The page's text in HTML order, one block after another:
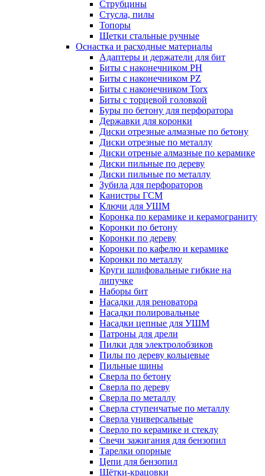
Струбцины
Стусла, пилы
Топоры
Щетки стальные ручные
Оснастка и расходные материалы
Адаптеры и держатели для бит
Биты с наконечником PH
Биты с наконечником PZ
Биты с наконечником Torx
Биты с торцевой головкой
Буры по бетону для перфоратора
Державки для коронки
Диски отрезные алмазные по бетону
Диски отрезные по металлу
Диски отреные алмазные по керамике
Диски пильные по дереву
Диски пильные по металлу
Зубила для перфораторов
Канистры ГСМ
Ключи для УШМ
Коронка по керамике и керамограниту
Коронки по бетону
Коронки по дереву
Коронки по кафелю и керамике
Коронки по металлу
Круги шлифовальные гибкие на
липучке
Наборы бит
Насадки для реноватора
Насадки полировальные
Насадки цепные для УШМ
Патроны для дрели
Пилки для электролобзиков
Пилы по дереву кольцевые
Пильные шины
Сверла по бетону
Сверла по дереву
Сверла по металлу
Сверла ступенчатые по металлу
Сверла универсальные
Сверло по керамике и стеклу
Свечи зажигания для бензопил
Тарелки опорные
Цепи для бензопил
Щётки-крацовки